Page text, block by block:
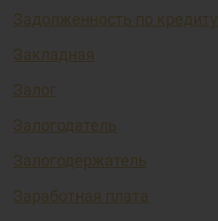
Задолженность по кредиту
Закладная
Залог
Залогодатель
Залогодержатель
Заработная плата